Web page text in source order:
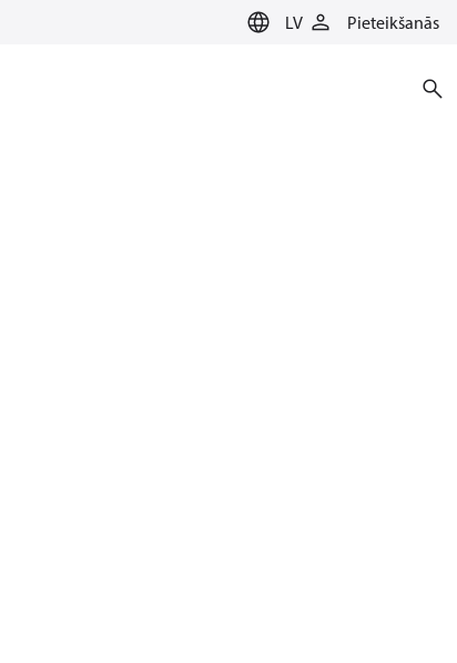
LV Pieteikšanās